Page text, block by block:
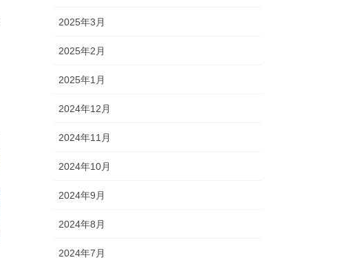
2025年3月
2025年2月
2025年1月
2024年12月
2024年11月
2024年10月
2024年9月
2024年8月
2024年7月